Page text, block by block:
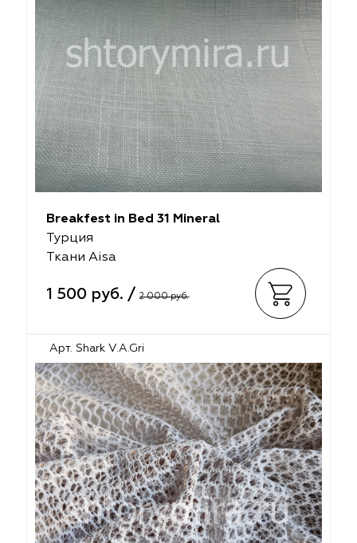
Breakfest in Bed 31 Mineral
Турция
Ткани Aisa
1 500 руб. /2 000 руб.
Арт. Shark V.A.Gri